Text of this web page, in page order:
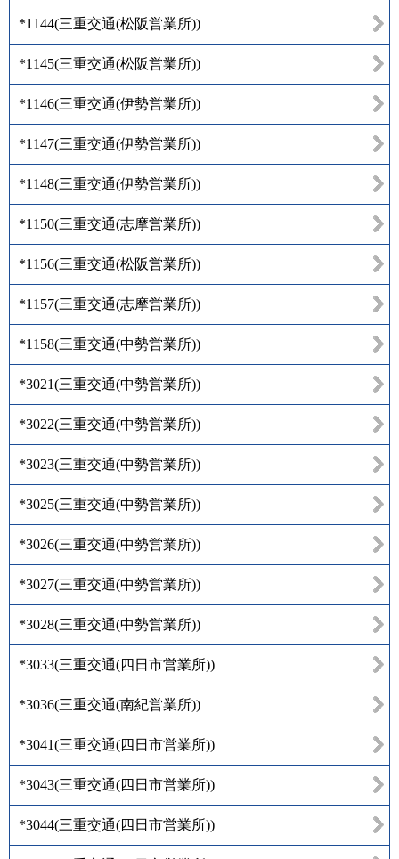
*1144(三重交通(松阪営業所))
*1145(三重交通(松阪営業所))
*1146(三重交通(伊勢営業所))
*1147(三重交通(伊勢営業所))
*1148(三重交通(伊勢営業所))
*1150(三重交通(志摩営業所))
*1156(三重交通(松阪営業所))
*1157(三重交通(志摩営業所))
*1158(三重交通(中勢営業所))
*3021(三重交通(中勢営業所))
*3022(三重交通(中勢営業所))
*3023(三重交通(中勢営業所))
*3025(三重交通(中勢営業所))
*3026(三重交通(中勢営業所))
*3027(三重交通(中勢営業所))
*3028(三重交通(中勢営業所))
*3033(三重交通(四日市営業所))
*3036(三重交通(南紀営業所))
*3041(三重交通(四日市営業所))
*3043(三重交通(四日市営業所))
*3044(三重交通(四日市営業所))